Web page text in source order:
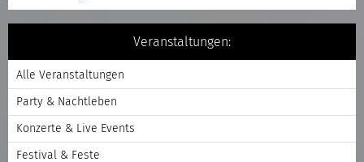
Veranstaltungen:
Alle Veranstaltungen
Party & Nachtleben
Konzerte & Live Events
Festival & Feste